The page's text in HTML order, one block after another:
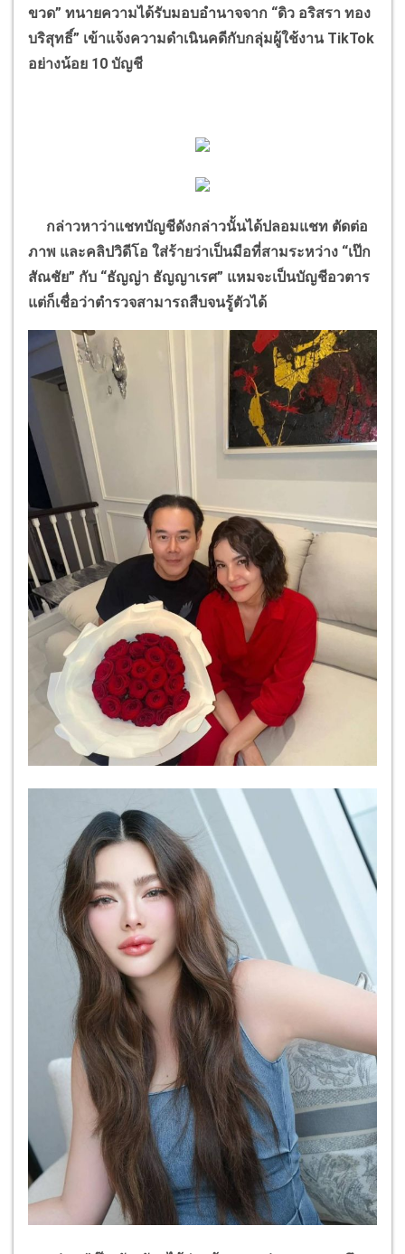
ขวด” ทนายความได้รับมอบอำนาจจาก “ดิว อริสรา ทอง
บริสุทธิ์” เข้าแจ้งความดำเนินคดีกับกลุ่มผู้ใช้งาน TikTok
อย่างน้อย 10 บัญชี
กล่าวหาว่าแชทบัญชีดังกล่าวนั้นได้ปลอมแชท ตัดต่อ
ภาพ และคลิปวิดีโอ ใส่ร้ายว่าเป็นมือที่สามระหว่าง “เป๊ก
สัณชัย” กับ “ธัญญ่า ธัญญาเรศ” แหมจะเป็นบัญชีอวตาร
แต่ก็เชื่อว่าตำรวจสามารถสืบจนรู้ตัวได้